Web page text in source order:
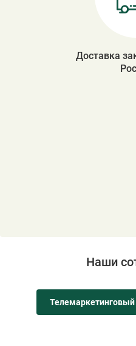
Доставка
Наши
Телемаркетинговый